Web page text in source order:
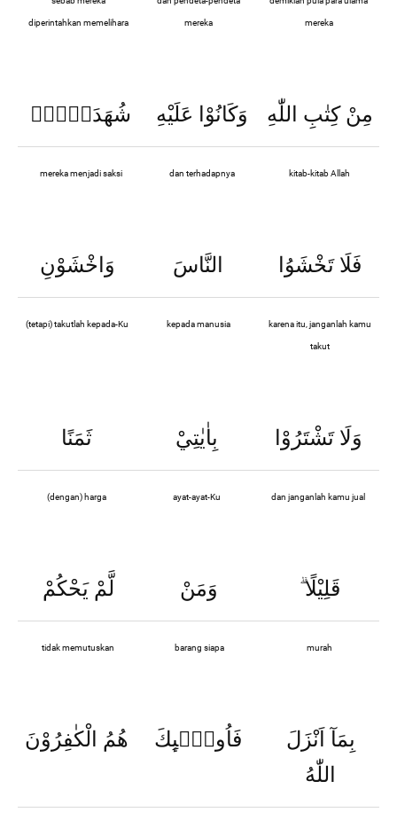
diperintahkan memelihara mereka mereka
شُهَدَاۤءَۚ وَكَانُوْا عَلَيْهِ مِنْ كِتٰبِ اللّٰهِ
mereka menjadi saksi dan terhadapnya kitab-kitab Allah
وَاخْشَوْنِ النَّاسَ فَلَا تَخْشَوُا
(tetapi) takutlah kepada-Ku kepada manusia karena itu, janganlah kamu
takut
ثَمَنًا بِاٰيٰتِيْ وَلَا تَشْتَرُوْا
(dengan) harga ayat-ayat-Ku dan janganlah kamu jual
لَّمْ يَحْكُمْ وَمَنْ قَلِيْلًا
tidak memutuskan barang siapa murah
هُمُ الْكٰفِرُوْنَ فَاُولٰۤىِٕكَ
بِمَآ اَنْزَلَ
اللّٰهُ